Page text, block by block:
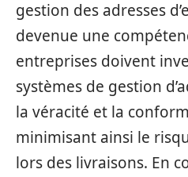
gestion des adresses
devenue une
entreprises doivent
systèmes de gestion
la véracité et la
minimisant ainsi le
lors des livraisons. En